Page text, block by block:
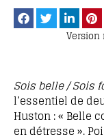
Version
Sois belle / Sois
l’essentiel de
Huston : « Belle
en détresse ».